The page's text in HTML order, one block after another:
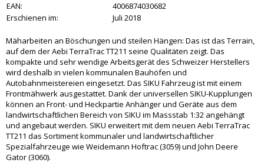
EAN:
4006874030682
Erschienen im:
Juli 2018
Mäharbeiten an Böschungen und steilen Hängen: Das ist das Terrain,
auf dem der Aebi TerraTrac TT211 seine Qualitäten zeigt. Das
kompakte und sehr wendige Arbeitsgerät des Schweizer Herstellers
wird deshalb in vielen kommunalen Bauhöfen und
Autobahnmeistereien eingesetzt. Das SIKU Fahrzeug ist mit einem
Frontmähwerk ausgestattet. Dank der universellen SIKU-Kupplungen
können an Front- und Heckpartie Anhänger und Geräte aus dem
landwirtschaftlichen Bereich von SIKU im Massstab 1:32 angehängt
und angebaut werden. SIKU erweitert mit dem neuen Aebi TerraTrac
TT211 das Sortiment kommunaler und landwirtschaftlicher
Spezialfahrzeuge wie Weidemann Hoftrac (3059) und John Deere
Gator (3060).